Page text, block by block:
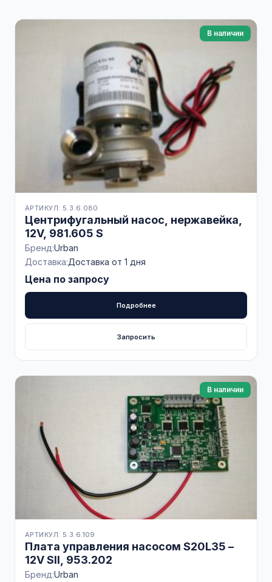
В наличии
АРТИКУЛ: 5.3.6.080
Центрифугальный насос, нержавейка,
12V, 981.605 S
Бренд:Urban
Доставка:Доставка от 1 дня
Цена по запросу
Подробнее
Запросить
В наличии
АРТИКУЛ: 5.3.6.109
Плата управления насосом S20L35 –
12V SII, 953.202
Бренд:Urban